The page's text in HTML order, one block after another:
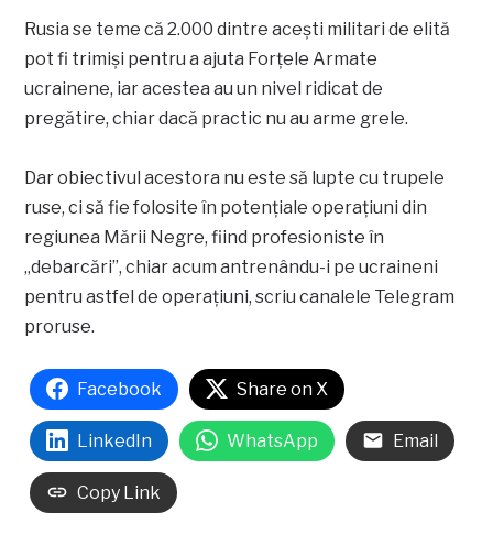
Rusia se teme că 2.000 dintre acești militari de elită
pot fi trimiși pentru a ajuta Forțele Armate
ucrainene, iar acestea au un nivel ridicat de
pregătire, chiar dacă practic nu au arme grele.
Dar obiectivul acestora nu este să lupte cu trupele
ruse, ci să fie folosite în potențiale operațiuni din
regiunea Mării Negre, fiind profesioniste în
„debarcări”, chiar acum antrenându-i pe ucraineni
pentru astfel de operațiuni, scriu canalele Telegram
proruse.
Facebook Share on X
LinkedIn WhatsApp Email
Copy Link